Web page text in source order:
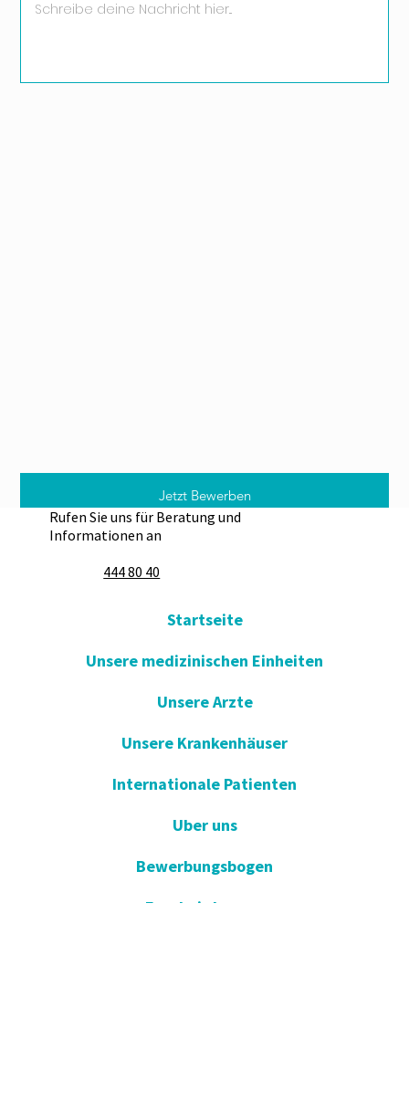
Jetzt Bewerben
Rufen Sie uns für Beratung und
Informationen an
444 80 40
Startseite
Unsere medizinischen Einheiten
Unsere Arzte
Unsere Krankenhäuser
Internationale Patienten
Uber uns
Bewerbungsbogen
Ergebnis Lernen